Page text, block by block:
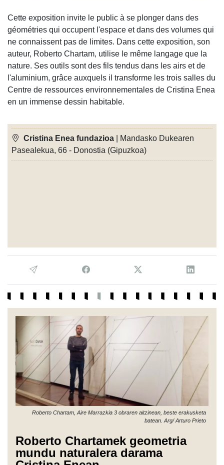
Cette exposition invite le public à se plonger dans des
géométries qui occupent l'espace et dans des volumes qui
ne connaissent pas de limites. Dans cette exposition, son
auteur, Roberto Chartam, utilise le même langage que la
nature. Ses outils sont des fils tendus dans les airs et de
l'aluminium, grâce auxquels il transforme les trois salles du
Centre de ressources environnementales de Cristina Enea
en un immense dessin habitable.
Cristina Enea fundazioa | Mandasko Dukearen
Pasealekua, 66 - Donostia (Gipuzkoa)
Roberto Chartam, Aire Marrazkia 3 obraren aitzinean, beste erakusketa
batean. Arg/ Arturo Prieto
Roberto Chartamek geometria
mundu naturalera darama